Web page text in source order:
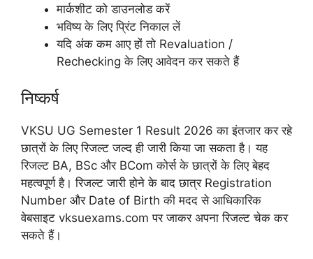
मार्कशीट को डाउनलोड करें
भविष्य के लिए प्रिंट निकाल लें
यदि अंक कम आए हों तो Revaluation /
Rechecking के लिए आवेदन कर सकते हैं
निष्कर्ष
VKSU UG Semester 1 Result 2026 का इंतजार कर रहे
छात्रों के लिए रिजल्ट जल्द ही जारी किया जा सकता है। यह
रिजल्ट BA, BSc और BCom कोर्स के छात्रों के लिए बेहद
महत्वपूर्ण है। रिजल्ट जारी होने के बाद छात्र Registration
Number और Date of Birth की मदद से आधिकारिक
वेबसाइट vksuexams.com पर जाकर अपना रिजल्ट चेक कर
सकते हैं।